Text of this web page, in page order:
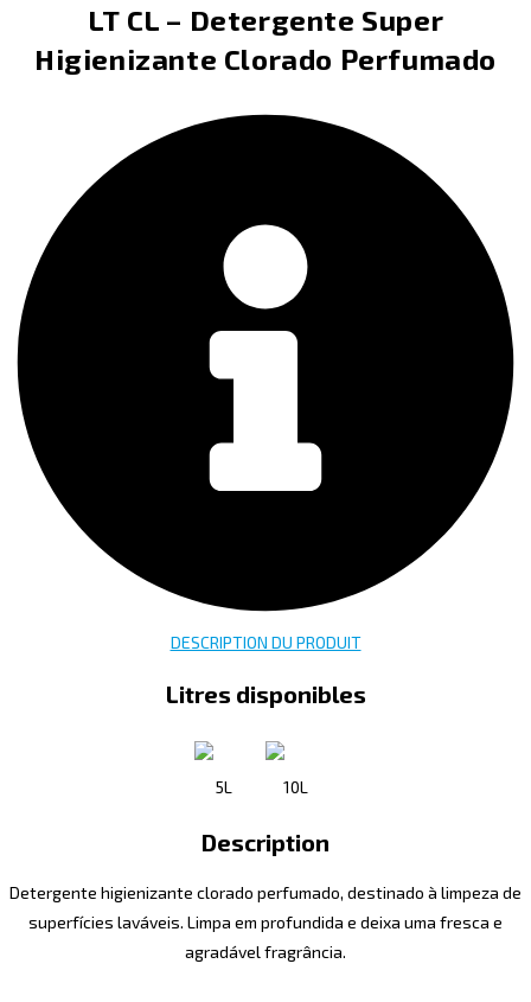
LT CL – Detergente Super
Higienizante Clorado Perfumado
DESCRIPTION DU PRODUIT
Litres disponibles
5L 10L
Description
Detergente higienizante clorado perfumado, destinado à limpeza de
superfícies laváveis. Limpa em profundida e deixa uma fresca e
agradável fragrância.